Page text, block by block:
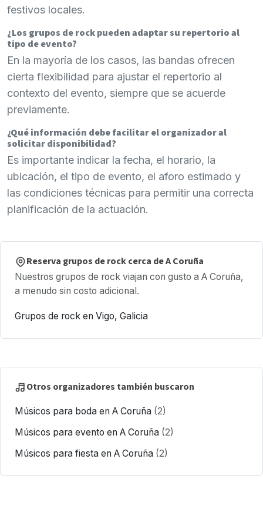
festivos locales.
¿Los grupos de rock pueden adaptar su repertorio al
tipo de evento?
En la mayoría de los casos, las bandas ofrecen
cierta flexibilidad para ajustar el repertorio al
contexto del evento, siempre que se acuerde
previamente.
¿Qué información debe facilitar el organizador al
solicitar disponibilidad?
Es importante indicar la fecha, el horario, la
ubicación, el tipo de evento, el aforo estimado y
las condiciones técnicas para permitir una correcta
planificación de la actuación.
Reserva grupos de rock cerca de A Coruña
Nuestros grupos de rock viajan con gusto a A Coruña,
a menudo sin costo adicional.
Grupos de rock en Vigo, Galicia
Otros organizadores también buscaron
Músicos para boda en A Coruña (2)
Músicos para evento en A Coruña (2)
Músicos para fiesta en A Coruña (2)